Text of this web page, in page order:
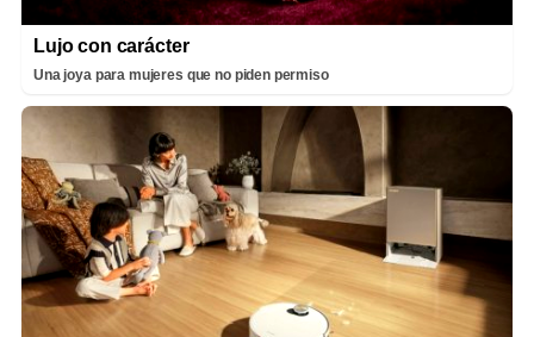
Lujo con carácter
Una joya para mujeres que no piden permiso